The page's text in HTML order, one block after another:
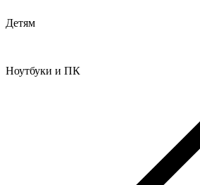
Детям
Ноутбуки и ПК